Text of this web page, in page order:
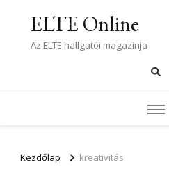
ELTE Online
Az ELTE hallgatói magazinja
Kezdőlap kreativitás